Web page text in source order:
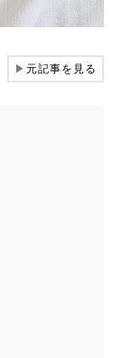
▶元記事を見る